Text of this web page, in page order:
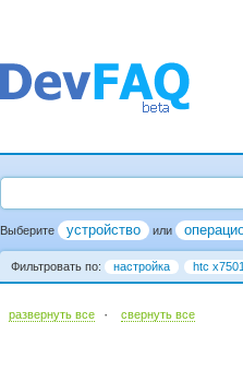
Выберите устройство или
Фильтровать по: настройка htc x7501
развернуть все · cвернуть все